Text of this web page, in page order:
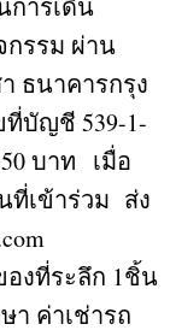
การเดิน
รรม ผ่าน
ธนาคารกรุง
บัญชี 539-1-
บาท เมื่อ
ที่เข้าร่วม ส่ง
งที่ระลึก 1ชิ้น
า ค่าเช่ารถ